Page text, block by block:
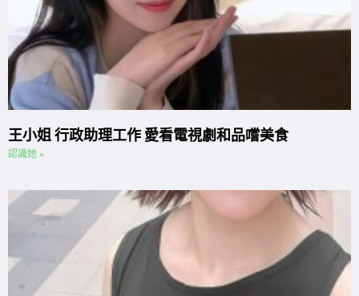
王小姐 行政助理工作 愛看電視劇和品嚐美食
認識她 »